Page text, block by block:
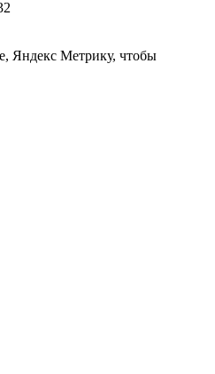
Яндекс Метрику, чтобы